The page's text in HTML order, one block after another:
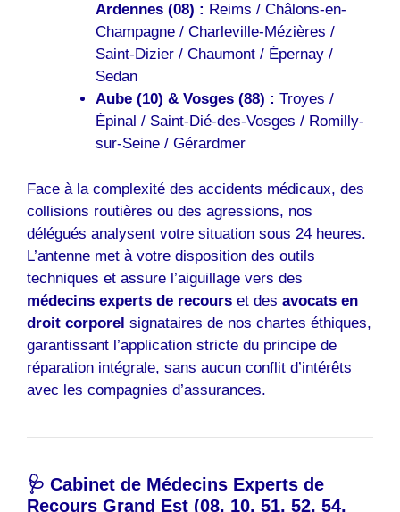
Ardennes (08) : Reims / Châlons-en-
Champagne / Charleville-Mézières /
Saint-Dizier / Chaumont / Épernay /
Sedan
Aube (10) & Vosges (88) : Troyes /
Épinal / Saint-Dié-des-Vosges / Romilly-
sur-Seine / Gérardmer
Face à la complexité des accidents médicaux, des
collisions routières ou des agressions, nos
délégués analysent votre situation sous 24 heures.
L’antenne met à votre disposition des outils
techniques et assure l’aiguillage vers des
médecins experts de recours et des avocats en
droit corporel signataires de nos chartes éthiques,
garantissant l’application stricte du principe de
réparation intégrale, sans aucun conflit d’intérêts
avec les compagnies d’assurances.
🩺 Cabinet de Médecins Experts de
Recours Grand Est (08, 10, 51, 52, 54,